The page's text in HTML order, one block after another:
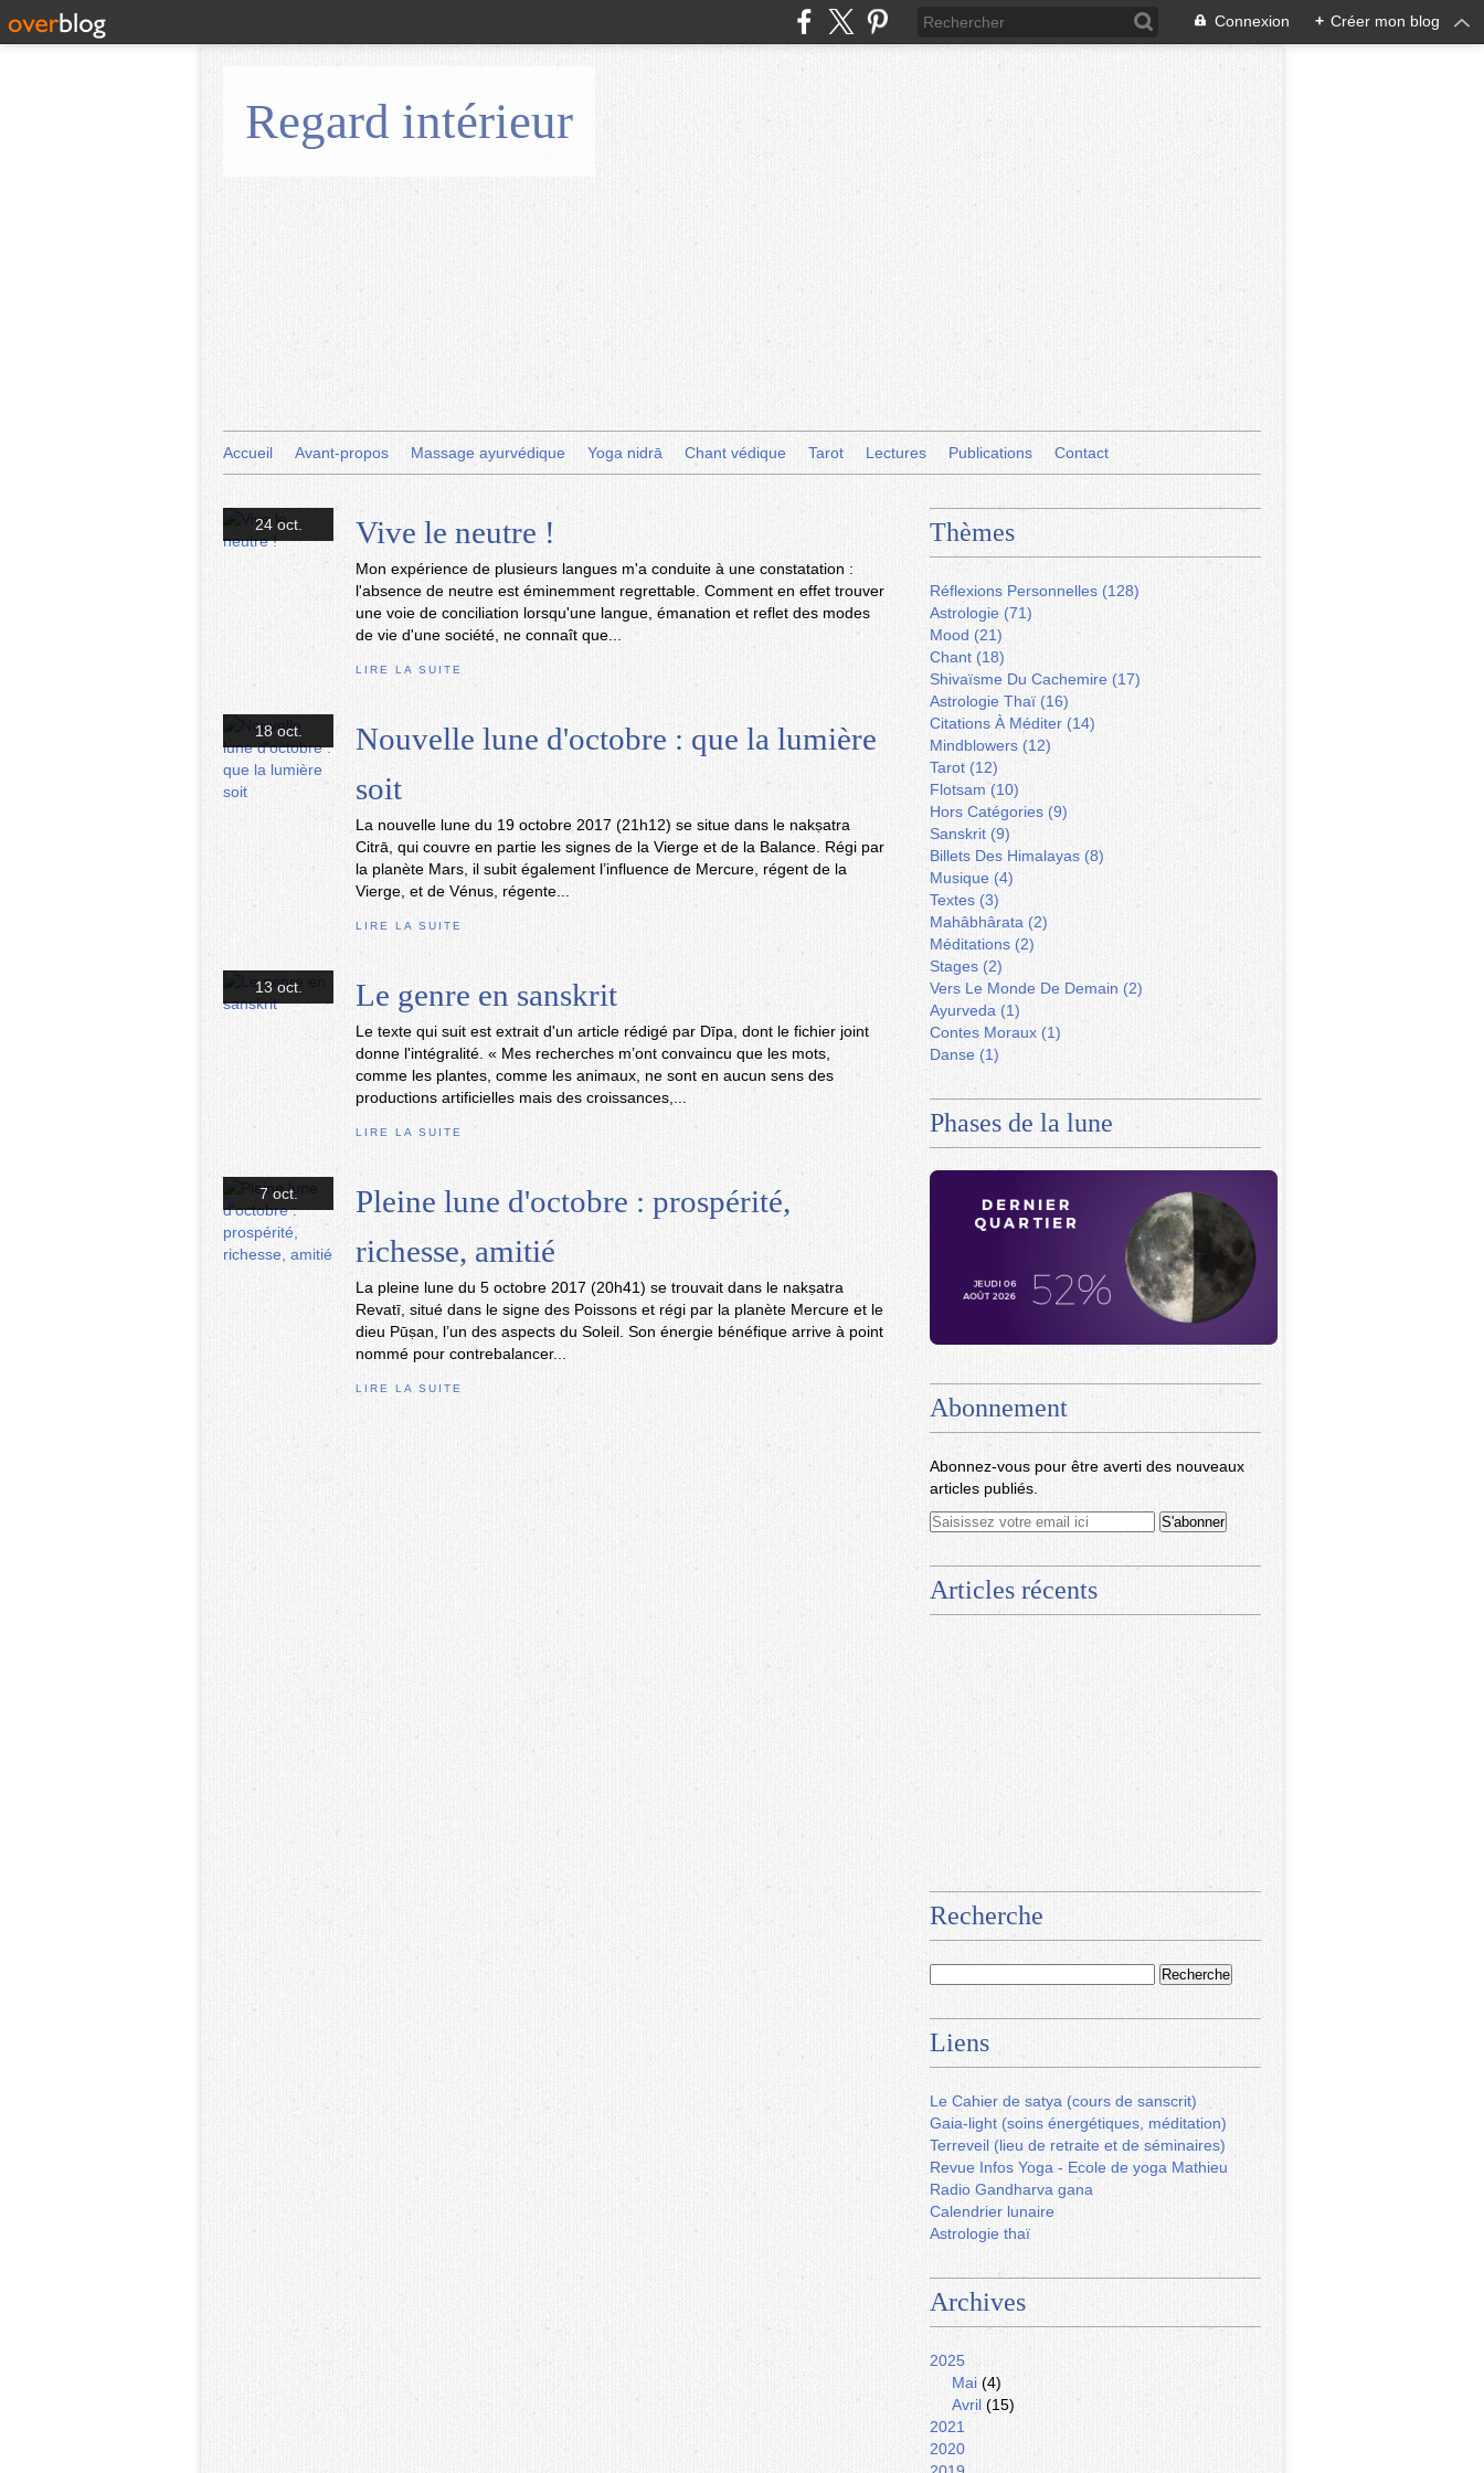
Connexion + Créer mon blog
Regard intérieur
Accueil Avant-propos Massage ayurvédique Yoga nidrā Chant védique Tarot Lectures Publications Contact
24 oct. Vive le neutre !
Mon expérience de plusieurs langues m'a conduite à une constatation :
l'absence de neutre est éminemment regrettable. Comment en effet trouver
une voie de conciliation lorsqu'une langue, émanation et reflet des modes
de vie d'une société, ne connaît que...
LIRE LA SUITE
18 oct.
Nouvelle lune d'octobre : que la lumière
soit
La nouvelle lune du 19 octobre 2017 (21h12) se situe dans le nakṣatra
Citrā, qui couvre en partie les signes de la Vierge et de la Balance. Régi par
la planète Mars, il subit également l’influence de Mercure, régent de la
Vierge, et de Vénus, régente...
LIRE LA SUITE
13 oct. Le genre en sanskrit
Le texte qui suit est extrait d'un article rédigé par Dīpa, dont le fichier joint
donne l'intégralité. « Mes recherches m’ont convaincu que les mots,
comme les plantes, comme les animaux, ne sont en aucun sens des
productions artificielles mais des croissances,...
LIRE LA SUITE
7 oct.
Pleine lune d'octobre : prospérité,
richesse, amitié
La pleine lune du 5 octobre 2017 (20h41) se trouvait dans le nakṣatra
Revatī, situé dans le signe des Poissons et régi par la planète Mercure et le
dieu Pūṣan, l’un des aspects du Soleil. Son énergie bénéfique arrive à point
nommé pour contrebalancer...
LIRE LA SUITE
Thèmes
Réflexions Personnelles (128)
Astrologie (71)
Mood (21)
Chant (18)
Shivaïsme Du Cachemire (17)
Astrologie Thaï (16)
Citations À Méditer (14)
Mindblowers (12)
Tarot (12)
Flotsam(10)
Hors Catégories (9)
Sanskrit (9)
Billets Des Himalayas (8)
Musique (4)
Textes (3)
Mahâbhârata (2)
Méditations (2)
Stages (2)
Vers Le Monde De Demain (2)
Ayurveda (1)
Contes Moraux (1)
Danse (1)
Phases de la lune
Abonnement
Abonnez-vous pour être averti des nouveaux
articles publiés.
Articles récents
Recherche
Liens
Le Cahier de satya (cours de sanscrit)
Gaia-light (soins énergétiques, méditation)
Terreveil (lieu de retraite et de séminaires)
Revue Infos Yoga - Ecole de yoga Mathieu
Radio Gandharva gana
Calendrier lunaire
Astrologie thaï
Archives
2025
Mai (4)
Avril (15)
2021
2020